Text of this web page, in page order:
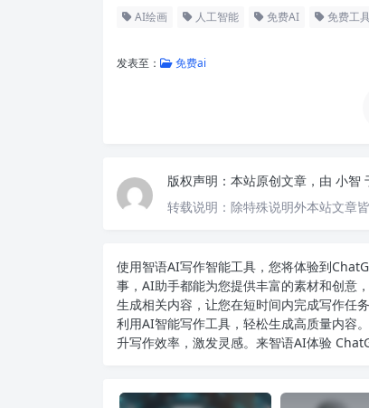
AI绘画 人工智能 免费AI 免费工具
发表至： 免费ai
版权声明： 本站原创文章，由 小智
转载说明： 除特殊说明外本站文章
使用智语AI写作智能工具，您将体验到
事，AI助手都能为您提供丰富的素材和创意
生成相关内容，让您在短时间内完成写作任务
利用AI智能写作工具，轻松生成高质量内容
升写作效率，激发灵感。来智语AI体验